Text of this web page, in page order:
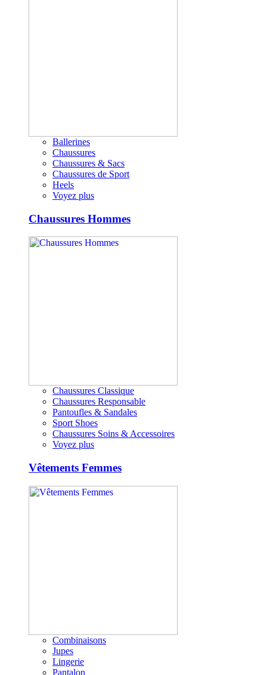
Ballerines
Chaussures
Chaussures & Sacs
Chaussures de Sport
Heels
Voyez plus
Chaussures Hommes
Chaussures Classique
Chaussures Responsable
Pantoufles & Sandales
Sport Shoes
Chaussures Soins & Accessoires
Voyez plus
Vêtements Femmes
Combinaisons
Jupes
Lingerie
Pantalon